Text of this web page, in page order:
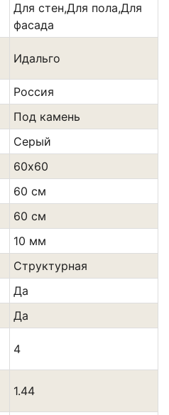
Для стен,Для пола,Для
фасада
Идальго
Россия
Под камень
Серый
60х60
60 см
60 см
10 мм
Структурная
Да
Да
4
1.44